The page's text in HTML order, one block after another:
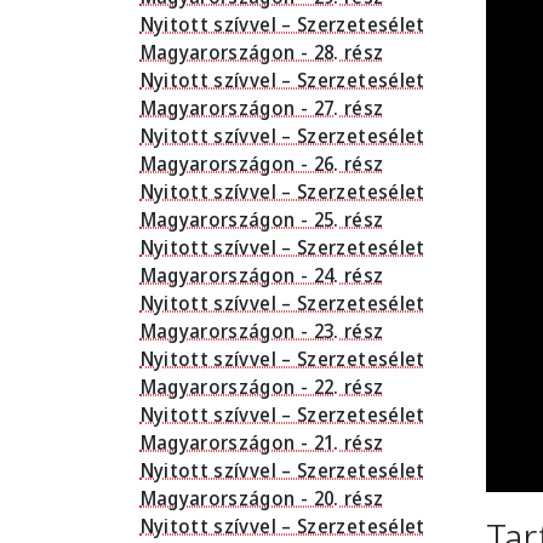
Nyitott szívvel – Szerzetesélet
Magyarországon - 28. rész
Nyitott szívvel – Szerzetesélet
Magyarországon - 27. rész
Nyitott szívvel – Szerzetesélet
Magyarországon - 26. rész
Nyitott szívvel – Szerzetesélet
Magyarországon - 25. rész
Nyitott szívvel – Szerzetesélet
Magyarországon - 24. rész
Nyitott szívvel – Szerzetesélet
Magyarországon - 23. rész
Nyitott szívvel – Szerzetesélet
Magyarországon - 22. rész
Nyitott szívvel – Szerzetesélet
Magyarországon - 21. rész
Nyitott szívvel – Szerzetesélet
Magyarországon - 20. rész
Nyitott szívvel – Szerzetesélet